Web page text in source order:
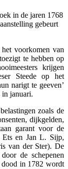
in de jaren 1768
gebeurt
voorkomen van
te hebben op
krijgen
Steede op het
narigt te geeven’
in januari.
zoals de
dijkgelden,
garant voor de
Ets en Jan L. Sijp,
van der Ster). De
de schepenen
in 1782 wordt